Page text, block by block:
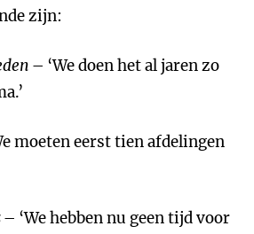
zijn:
– ‘We doen het al jaren zo
moeten eerst tien afdelingen
– ‘We hebben nu geen tijd voor